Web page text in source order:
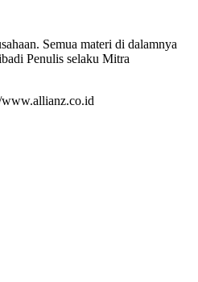
Semua materi di dalamnya
Penulis selaku Mitra
www.allianz.co.id